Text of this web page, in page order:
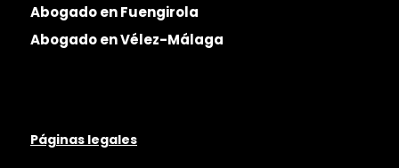
Abogado en Fuengirola
Abogado en Vélez-Málaga
Páginas legales